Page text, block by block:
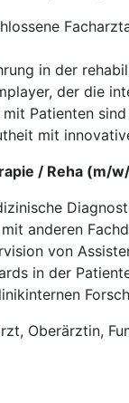
in der
der die
Patienten
mit
/ Reha (m/
anderen
von
in der
Oberärztin,